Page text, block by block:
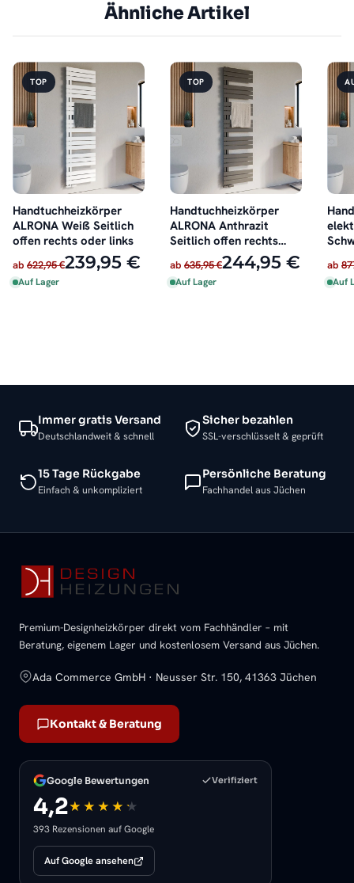
Ähnliche Artikel
TOP
Handtuchheizkörper
ALRONA Weiß Seitlich
offen rechts oder links
ab 622,95 €239,95 €
Auf Lager
TOP
Handtuchheizkörper
ALRONA Anthrazit
Seitlich offen rechts
oder links
ab 635,95 €244,95 €
Auf Lager
ab
Auf
Immer gratis Versand
Deutschlandweit & schnell
Sicher bezahlen
SSL-verschlüsselt & geprüft
15 Tage Rückgabe
Einfach & unkompliziert
Persönliche Beratung
Fachhandel aus Jüchen
Premium-Designheizkörper direkt vom Fachhändler – mit
Beratung, eigenem Lager und kostenlosem Versand aus Jüchen.
Ada Commerce GmbH · Neusser Str. 150, 41363 Jüchen
Kontakt & Beratung
Google Bewertungen Verifiziert
4,2
393 Rezensionen auf Google
Auf Google ansehen